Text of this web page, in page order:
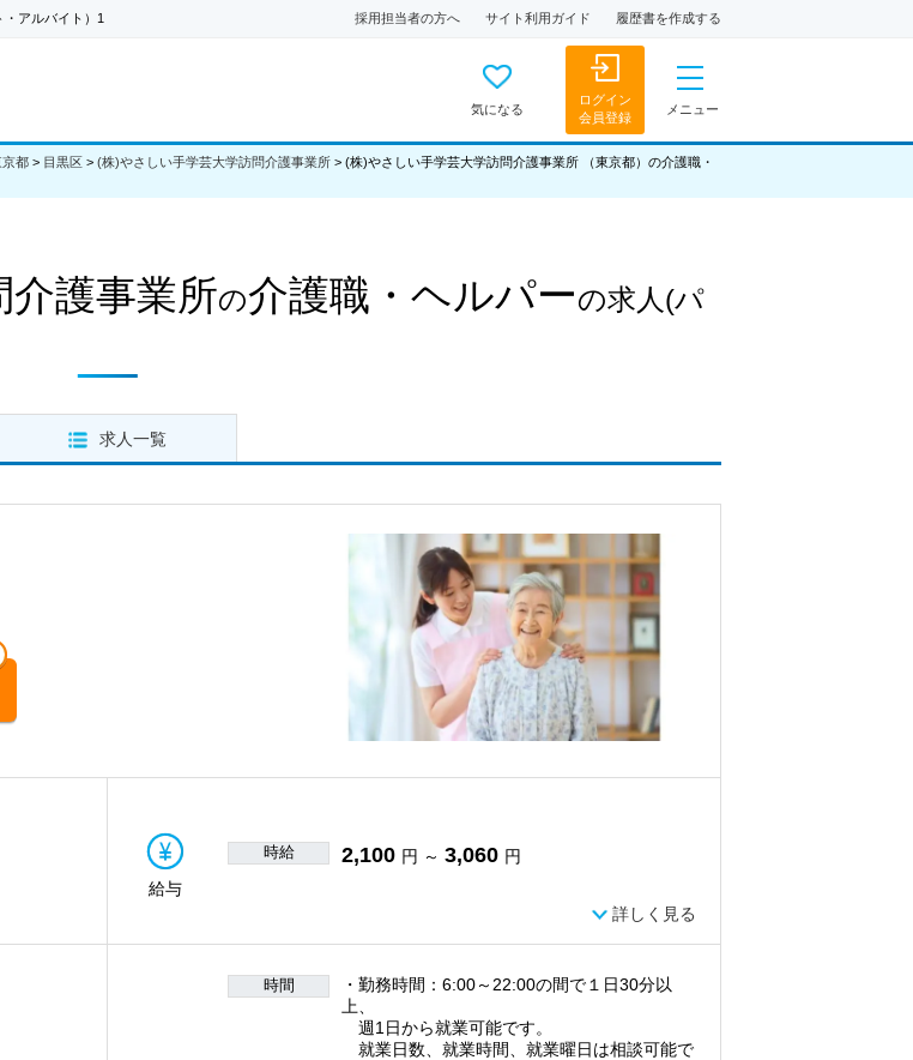
アルバイト）1 採用担当者の方へ サイト利用ガイド 履歴書を作成する
気になる
ログイン
会員登録
メニュー
京都 > 目黒区 > (株)やさしい手学芸大学訪問介護事業所 > (株)やさしい手学芸大学訪問介護事業所 （東京都）の介護職・
介護事業所の介護職・ヘルパーの求人 (パ
求人一覧
給与
時給 2,100 円 ～ 3,060 円
詳しく見る
時間
・勤務時間：6:00～22:00の間で１日30分以
上、
週1日から就業可能です。
就業日数、就業時間、就業曜日は相談可能で